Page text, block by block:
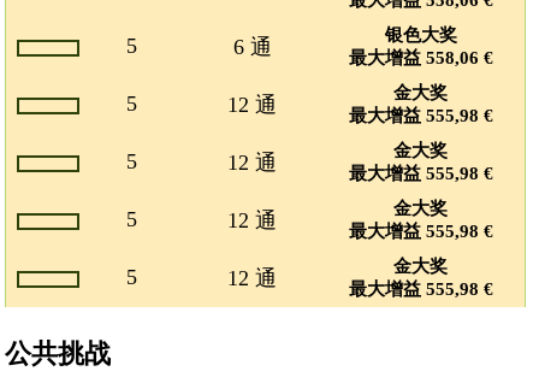
5 6 通
银色大奖
最大增益 558,06 €
5 12 通
金大奖
最大增益 555,98 €
5 12 通
金大奖
最大增益 555,98 €
5 12 通
金大奖
最大增益 555,98 €
5 12 通
金大奖
最大增益 555,98 €
公共挑战